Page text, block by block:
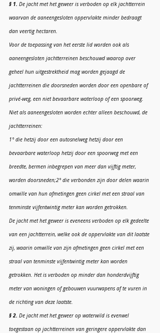
§ 1. De jacht met het geweer is verboden op elk jachtterrein
waarvan de aaneengesloten oppervlakte minder bedraagt
dan veertig hectaren.
Voor de toepassing van het eerste lid worden ook als
aaneengesloten jachtterreinen beschouwd waarop over
geheel hun uitgestrektheid mag worden gejaagd de
jachtterreinen die doorsneden worden door een openbare of
privé-weg, een niet bevaarbare waterloop of een spoorweg.
Niet als aaneengesloten worden echter alleen beschouwd, de
jachtterreinen:
1° die hetzij door een autosnelweg hetzij door een
bevaarbare waterloop hetzij door een spoorweg met een
breedte, bermen inbegrepen van meer dan vijftig meter,
worden doorsneden;2° die verbonden zijn door delen waarin
omwille van hun afmetingen geen cirkel met een straal van
tenminste vijfentwintig meter kan worden getrokken.
De jacht met het geweer is eveneens verboden op elk gedeelte
van een jachtterrein, welke ook de oppervlakte van dit laatste
zij, waarin omwille van zijn afmetingen geen cirkel met een
straal van tenminste vijfentwintig meter kan worden
getrokken. Het is verboden op minder dan honderdvijftig
meter van woningen of gebouwen vuurwapens af te vuren in
de richting van deze laatste.
§ 2. De jacht met het geweer op waterwild is evenwel
toegestaan op jachtterreinen van geringere oppervlakte dan